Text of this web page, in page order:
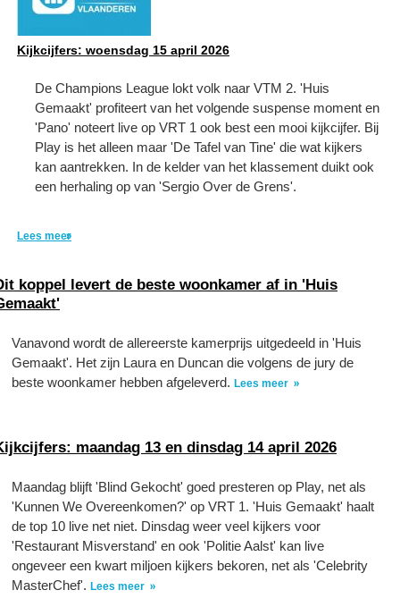
Kijkcijfers: woensdag 15 april 2026
De Champions League lokt volk naar VTM 2. 'Huis
Gemaakt' profiteert van het volgende suspense moment en
'Pano' noteert live op VRT 1 ook best een mooi kijkcijfer. Bij
Play is het alleen maar 'De Tafel van Tine' die wat kijkers
kan aantrekken. In de kelder van het klassement duikt ook
een herhaling op van 'Sergio Over de Grens'.
Lees meer
koppel levert de beste woonkamer af in 'Huis
Vanavond wordt de allereerste kamerprijs uitgedeeld in 'Huis
Gemaakt'. Het zijn Laura en Duncan die volgens de jury de
beste woonkamer hebben afgeleverd. Lees meer
maandag 13 en dinsdag 14 april 2026
Maandag blijft 'Blind Gekocht' goed presteren op Play, net als
'Kunnen We Overeenkomen?' op VRT 1. 'Huis Gemaakt' haalt
de top 10 live net niet. Dinsdag weer veel kijkers voor
'Restaurant Misverstand' en ook 'Politie Aalst' kan live
ongeveer een kwart miljoen kijkers bekoren, net als 'Celebrity
MasterChef'. Lees meer